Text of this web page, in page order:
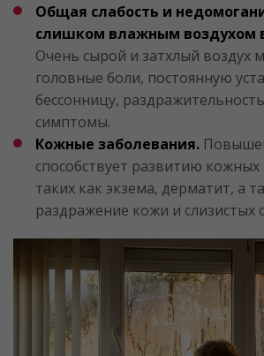
Общая слабость и
слишком влажным воздухом
Очень сырой и затхлый воздух
головные боли, постоянную
бессонницу,
симптомы.
Кожные заболевания.
способствует развитию кожных
таких как экзема, дерматит, а
раздражение кожи и слизистых